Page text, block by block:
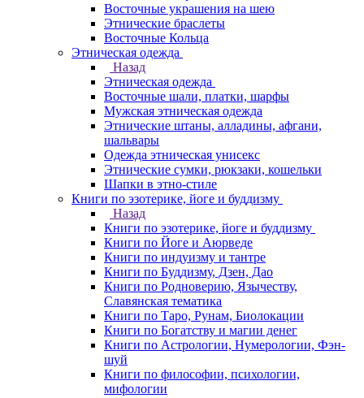
Восточные украшения на шею
Этнические браслеты
Восточные Кольца
Этническая одежда
Назад
Этническая одежда
Восточные шали, платки, шарфы
Мужская этническая одежда
Этнические штаны, алладины, афгани,
шальвары
Одежда этническая унисекс
Этнические сумки, рюкзаки, кошельки
Шапки в этно-стиле
Книги по эзотерике, йоге и буддизму
Назад
Книги по эзотерике, йоге и буддизму
Книги по Йоге и Аюрведе
Книги по индуизму и тантре
Книги по Буддизму, Дзен, Дао
Книги по Родноверию, Язычеству,
Славянская тематика
Книги по Таро, Рунам, Биолокации
Книги по Богатству и магии денег
Книги по Астрологии, Нумерологии, Фэн-
шуй
Книги по философии, психологии,
мифологии